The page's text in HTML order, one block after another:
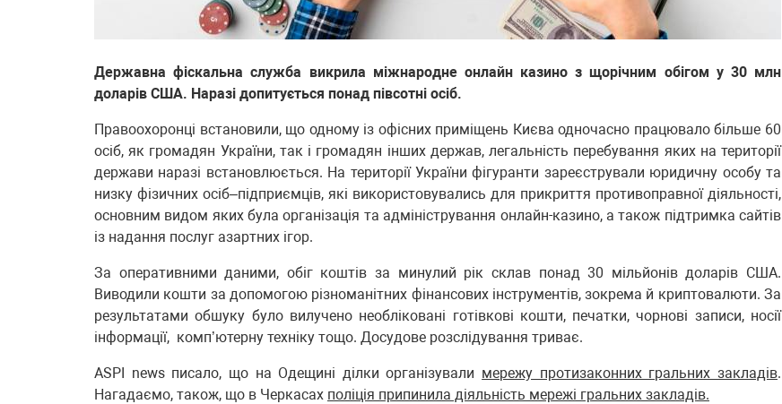
Державна фіскальна служба викрила міжнародне онлайн казино з щорічним обігом у 30 млн
доларів США. Наразі допитується понад півсотні осіб.
Правоохоронці встановили, що одному із офісних приміщень Києва одночасно працювало більше 60
осіб, як громадян України, так і громадян інших держав, легальність перебування яких на території
держави наразі встановлюється. ️На території України фігуранти зареєстрували юридичну особу та
низку фізичних осіб–підприємців, які використовувались для прикриття противоправної діяльності,
основним видом яких була організація та адміністрування онлайн-казино, а також підтримка сайтів
із надання послуг азартних ігор.
За оперативними даними, обіг коштів за минулий рік склав понад 30 мільйонів доларів США.
Виводили кошти за допомогою різноманітних фінансових інструментів, зокрема й криптовалюти. За
результатами обшуку було вилучено необліковані готівкові кошти, печатки, чорнові записи, носії
інформації, комп’ютерну техніку тощо. Досудове розслідування триває.
ASPI news писало, що на Одещині ділки організували мережу протизаконних гральних закладів.
Нагадаємо, також, що в Черкасах поліція припинила діяльність мережі гральних закладів.